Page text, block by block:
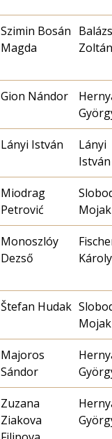
Szimin Bosán
Magda
Zoltán
Gion Nándor
Lányi István
Lányi
István
Miodrag
Petrović
Mojak
Monoszlóy
Dezső
Károly
Štefan Hudak
Mojak
Majoros
Sándor
Zuzana
Ziakova